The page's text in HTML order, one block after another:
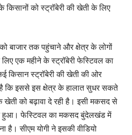
को स्ट्रॉबेरी की खेती के लिए
बाजार तक पहुंचाने और क्षेत्र के लोगों
एक महीने के स्ट्रॉबेरी फेस्टिवल का
स्ट्रॉबेरी की खेती की ओर
है कि इससे इस क्षेत्र के हालात सुधर सकते
को बढ़ावा दे रही है। इसी मकसद से
हुआ। फेस्टिवल का मकसद बुंदेलखंड में
है। सीएम योगी ने इसकी वीडियो